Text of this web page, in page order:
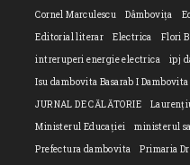
Cornel Marculescu
Dâmbovița
Editorial literar
Electrica Flori
intreruperi energie electrica
ipj
Isu dambovita Basarab I Dambovita
JURNAL DE CĂLĂTORIE
Ministerul Educației
ministerul
Prefectura dambovita
Primaria